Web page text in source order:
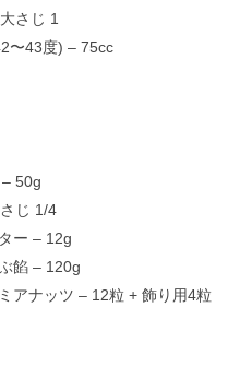
さじ 1
〜43度) – 75cc
50g
じ 1/4
ー – 12g
餡 – 120g
アナッツ – 12粒 + 飾り用4粒